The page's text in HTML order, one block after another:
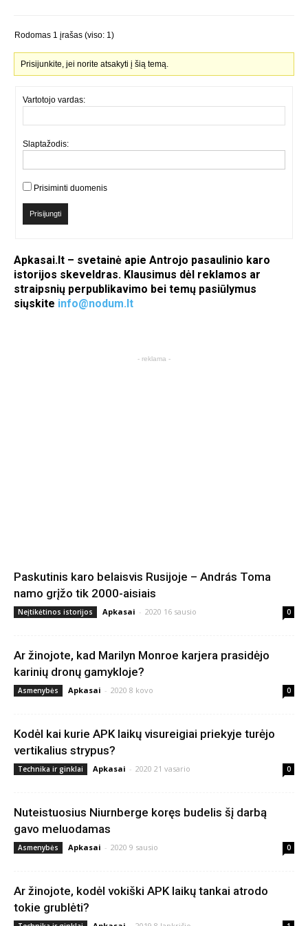
Rodomas 1 įrašas (viso: 1)
Prisijunkite, jei norite atsakyti į šią temą.
Vartotojo vardas:
Slaptažodis:
Prisiminti duomenis
Prisijungti
Apkasai.lt – svetainė apie Antrojo pasaulinio karo
istorijos skeveldras. Klausimus dėl reklamos ar
straipsnių perpublikavimo bei temų pasiūlymus
siųskite info@nodum.lt
- reklama -
Paskutinis karo belaisvis Rusijoje – András Toma
namo grįžo tik 2000-aisiais
Neįtikėtinos istorijos Apkasai - 2020 16 sausio 0
Ar žinojote, kad Marilyn Monroe karjera prasidėjo
karinių dronų gamykloje?
Asmenybės Apkasai - 2020 8 kovo 0
Kodėl kai kurie APK laikų visureigiai priekyje turėjo
vertikalius strypus?
Technika ir ginklai Apkasai - 2020 21 vasario 0
Nuteistuosius Niurnberge koręs budelis šį darbą
gavo meluodamas
Asmenybės Apkasai - 2020 9 sausio 0
Ar žinojote, kodėl vokiški APK laikų tankai atrodo
tokie grublėti?